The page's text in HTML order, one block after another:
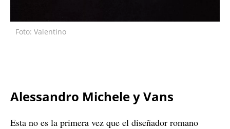
Foto: Valentino
Alessandro Michele y Vans
Esta no es la primera vez que el diseñador romano